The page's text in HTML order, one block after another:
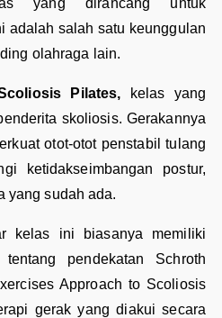
yang dirancang untuk
adalah salah satu keunggulan
olahraga lain.
Pilates, kelas yang
skoliosis. Gerakannya
otot-otot penstabil tulang
ketidakseimbangan postur,
yang sudah ada.
kelas ini biasanya memiliki
tentang pendekatan Schroth
Approach to Scoliosis
gerak yang diakui secara